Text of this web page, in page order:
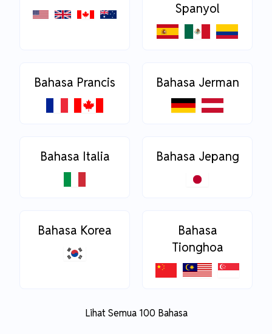
Spanyol
Bahasa Prancis Bahasa Jerman
Bahasa Italia Bahasa Jepang
Bahasa Korea
Bahasa
Tionghoa
Lihat Semua 100 Bahasa